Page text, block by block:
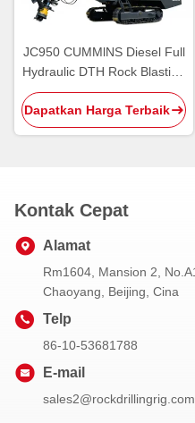
JC950 CUMMlNS Diesel Full
Hydraulic DTH Rock Blasting
Drilling Rig untuk eksplorasi
geologi dan mineral
Dapatkan Harga Terbaik
Kontak Cepat
Alamat
Rm1604, Mansion 2,
Chaoyang, Beijing, Cina
Telp
86-10-53681788
E-mail
sales2@rockdrillingrig.com